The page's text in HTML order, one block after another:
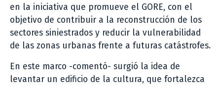
en la iniciativa que promueve el GORE, con el
objetivo de contribuir a la reconstrucción de los
sectores siniestrados y reducir la vulnerabilidad
de las zonas urbanas frente a futuras catástrofes.
En este marco -comentó- surgió la idea de
levantar un edificio de la cultura, que fortalezca